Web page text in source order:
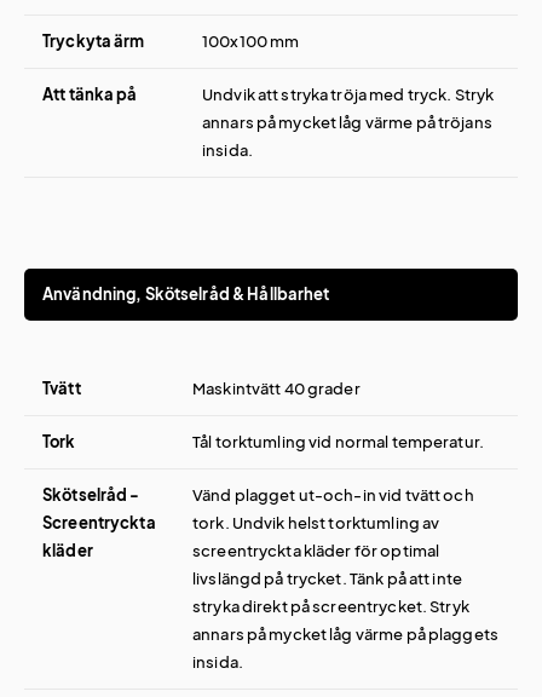
Tryckyta ärm 100x100 mm
Att tänka på
Undvik att stryka tröja med tryck. Stryk
annars på mycket låg värme på tröjans
insida.
Användning, Skötselråd & Hållbarhet
Tvätt Maskintvätt 40 grader
Tork Tål torktumling vid normal temperatur.
Skötselråd -
Screentryckta
kläder
Vänd plagget ut-och-in vid tvätt och
tork. Undvik helst torktumling av
screentryckta kläder för optimal
livslängd på trycket. Tänk på att inte
stryka direkt på screentrycket. Stryk
annars på mycket låg värme på plaggets
insida.